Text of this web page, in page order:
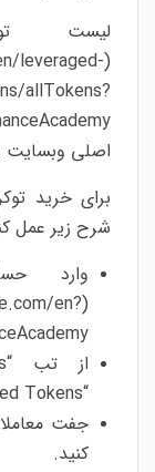
لیست
(
leveraged-
allTokens?
اصلی وبسایت
برای خرید
شرح زیر عمل
وارد
(
en?
“Leveraged Tokens” را انتخاب کنید.
کنید.